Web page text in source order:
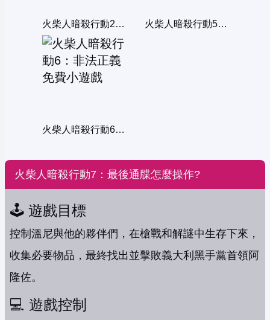
火柴人暗殺行動2：背叛的回歸 火柴人暗殺行動5：致命新手
火柴人暗殺行動6：非法正義
火柴人暗殺行動7：最後通牒怎麼操作?
🕹️ 遊戲目標
控制溫尼與他的夥伴們，在槍戰和解謎中生存下來，
收集必要物品，最終找出並擊敗義大利黑手黨首領阿
隆佐。
💻 遊戲控制